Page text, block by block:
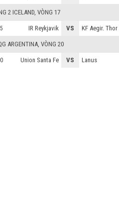
2 ICELAND, VÒNG 17
IR Reykjavik VS KF Aegir. Thor
ARGENTINA, VÒNG 20
Union Santa Fe VS Lanus